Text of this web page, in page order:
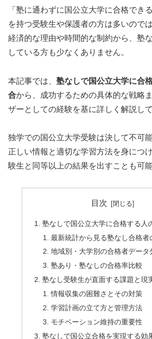
「塾に通わずに国公立大学に合格でき
を持つ受験生や保護者の方は多いので
経済的な理由や時間的な制約から、塾
している方も少なくありません。
本記事では、 塾なしで国公立大学に合
合から、成功するための具体的な戦略
ザーとしての経験を基に詳しく解説して
独学での国公立大学受験は決して不可
正しい情報と適切な学習方法を身につ
験生と同等以上の結果を出すことも可能
目次
塾なしで国公立大学に合格する人
最新統計から見る塾なし合格者
地域別・大学別の合格者データ
塾あり・塾なしの合格率比較
塾なし受験生が直面する課題と現
情報収集の困難さとその対策
学習計画の立て方と管理方法
モチベーション維持の重要性
塾なしで国公立合格を実現する効